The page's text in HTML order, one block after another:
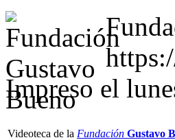
Impreso el
Videoteca de la Fundación Gustavo